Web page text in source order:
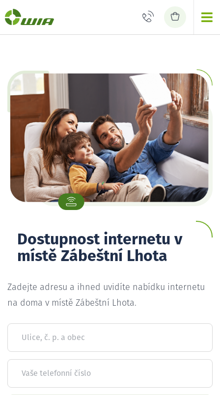
Dostupnost internetu v
místě Zábeštní Lhota
Zadejte adresu a ihned uvidíte nabídku internetu
na doma v místě Zábeštní Lhota.
Ulice, č. p. a obec
Vaše telefonní číslo